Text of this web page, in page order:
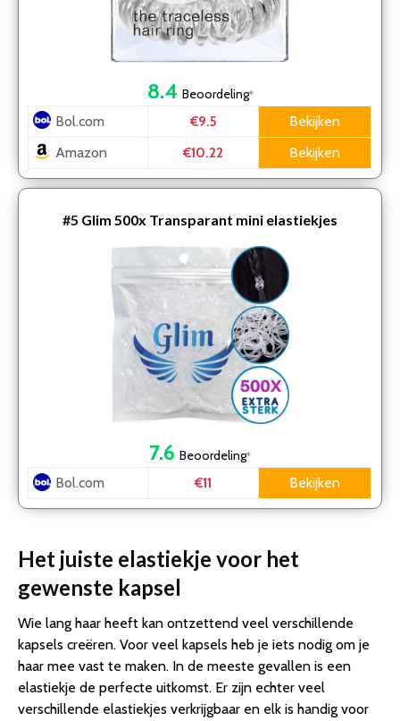
8.4 Beoordeling*
Bol.com €9.5
Bekijken
Amazon
€10.22 Bekijken
#5 Glim 500x Transparant mini elastiekjes
7.6 Beoordeling*
Bol.com €11 Bekijken
Het juiste elastiekje voor het
gewenste kapsel
Wie lang haar heeft kan ontzettend veel verschillende
kapsels creëren. Voor veel kapsels heb je iets nodig om je
haar mee vast te maken. In de meeste gevallen is een
elastiekje de perfecte uitkomst. Er zijn echter veel
verschillende elastiekjes verkrijgbaar en elk is handig voor